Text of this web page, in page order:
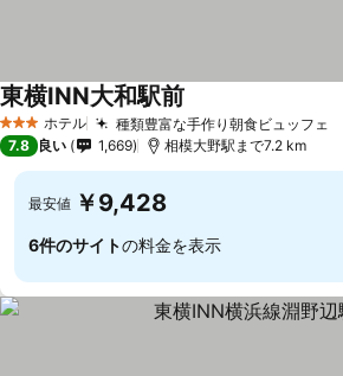
3 ホテルのランク
ホテル 種類豊富な手作り朝食ビュッフェ
東横INN大和駅前
7.8 良い 1,669 相模大野駅まで7.2 km
最安値 ￥9,428
6件のサイトの料金を表示